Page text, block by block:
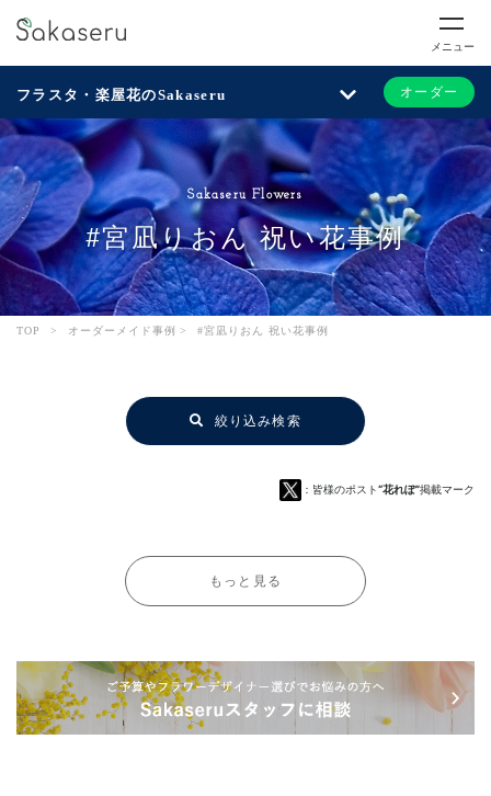
メニュー
フラスタ・楽屋花のSakaseru オーダー
Sakaseru Flowers
#宮凪りおん 祝い花事例
TOP > オーダーメイド事例 > #宮凪りおん 祝い花事例
絞り込み検索
：皆様のポスト“花れぽ”掲載マーク
もっと見る